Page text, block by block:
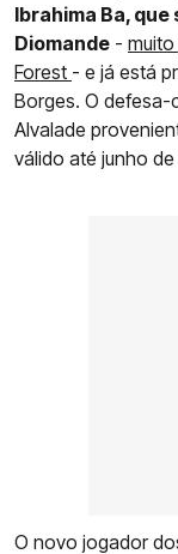
Ibrahima Ba,
Diomande -
Forest - e já está
Borges. O defesa-
Alvalade
válido até junho de
O novo jogador